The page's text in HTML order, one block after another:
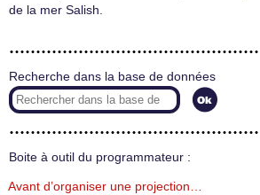
de la mer Salish.
Recherche dans la base de données
Boite à outil du programmateur :
Avant d’organiser une projection…